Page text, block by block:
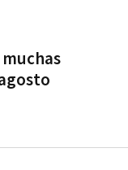
muchas